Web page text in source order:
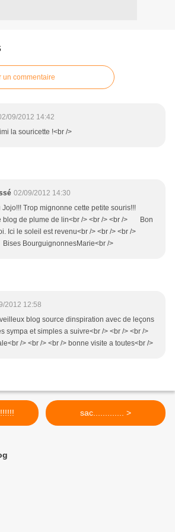
un commentaire
09/2012 14:42
la souricette !<br />
02/09/2012 14:30
Jojo!!! Trop mignonne cette petite souris!!!
blog de plume de lin<br /> <br /> <br /> Bon
Ici le soleil est revenu<br /> <br /> <br />
/>
2012 12:58
blog source dinspiration avec de leçons
sympa et simples a suivre<br /> <br /> <br />
/> <br /> <br /> bonne visite a toutes<br />
sac............. >